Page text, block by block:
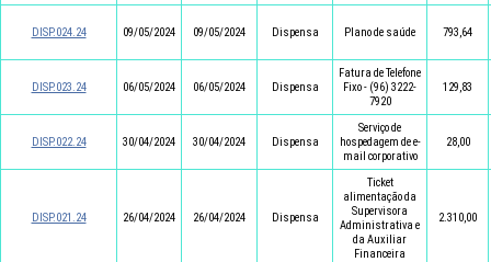
DISP.024.24 09/05/2024 09/05/2024 Dispensa Plano de saúde 793,64
DISP.023.24 06/05/2024 06/05/2024 Dispensa
Fatura de Telefone
Fixo - (96) 3222-
7920
129,83
DISP.022.24 30/04/2024 30/04/2024 Dispensa
Serviço de
hospedagem de e-
mail corporativo
28,00
DISP.021.24 26/04/2024 26/04/2024 Dispensa
Ticket
alimentação da
Supervisora
Administrativa e
da Auxiliar
Financeira
2.310,00